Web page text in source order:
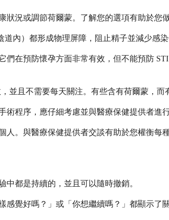
況或調節荷爾蒙。了解您的選項有助於您
內）都形成物理屏障，阻止精子並減少感
在預防懷孕方面非常有效，但不能預防
且不需要每天關注。有些含有荷爾蒙，而
程序，應仔細考慮並與醫療保健提供者進行
。與醫療保健提供者交談有助於您權衡每
都是持續的，並且可以隨時撤銷。
覺好嗎？」或「你想繼續嗎？」都顯示了關